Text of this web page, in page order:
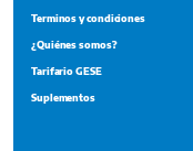
Terminos y condiciones
¿Quiénes somos?
Tarifario GESE
Suplementos